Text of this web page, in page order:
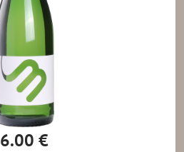
6.00 €